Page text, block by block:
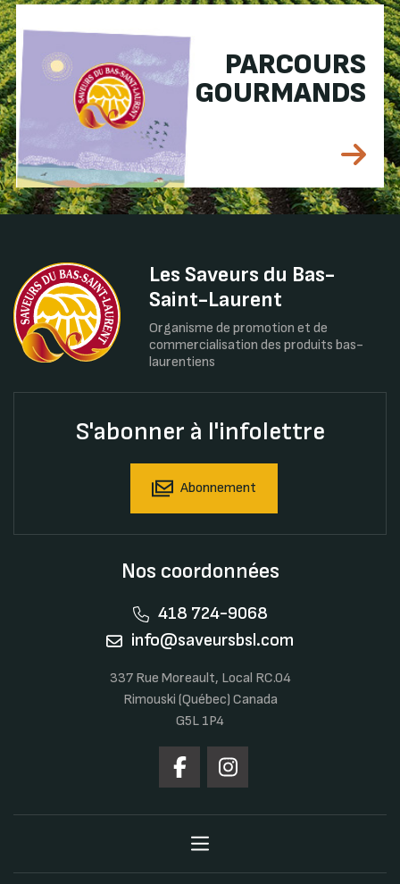
PARCOURS
GOURMANDS
Les Saveurs du Bas-
Saint-Laurent
Organisme de promotion et de
commercialisation des produits bas-
laurentiens
S'abonner à l'infolettre
Abonnement
Nos coordonnées
418 724-9068
info@saveursbsl.com
337 Rue Moreault, Local RC.04
Rimouski (Québec) Canada
G5L 1P4